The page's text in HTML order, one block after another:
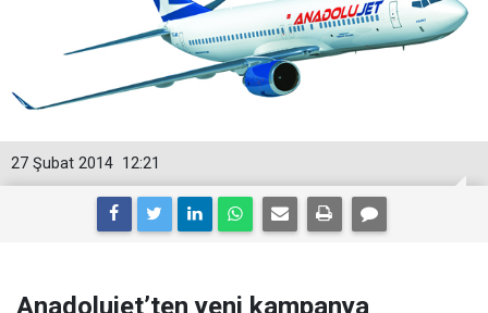
12:21
27 Şubat 2014
Anadolujet’ten yeni kampanya